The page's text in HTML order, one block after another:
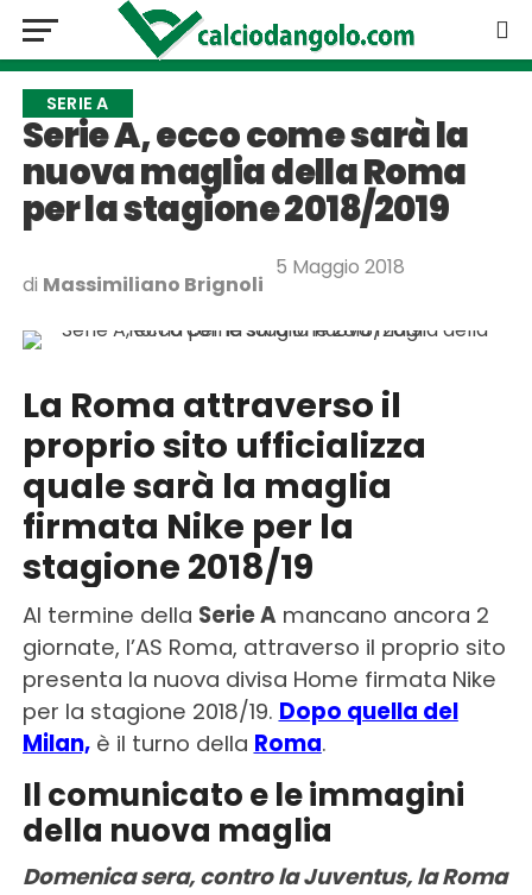
SERIE A
Serie A, ecco come sarà la
nuova maglia della Roma
per la stagione 2018/2019
di Massimiliano Brignoli
5 Maggio 2018
La Roma attraverso il
proprio sito ufficializza
quale sarà la maglia
firmata Nike per la
stagione 2018/19
Al termine della Serie A mancano ancora 2
giornate, l’AS Roma, attraverso il proprio sito
presenta la nuova divisa Home firmata Nike
per la stagione 2018/19. Dopo quella del
Milan,è il turno della Roma.
Il comunicato e le immagini
della nuova maglia
Domenica sera, contro la Juventus, la Roma